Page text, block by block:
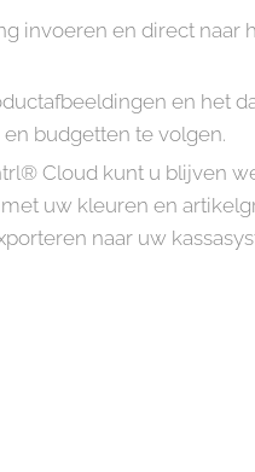
invoeren en direct naar
en het
budgetten te volgen.
Cloud kunt u blijven
uw kleuren en
naar uw